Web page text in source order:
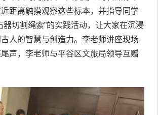
距离触摸观察这些标本，并指导同学
器切割绳索”的实践活动，让大家在沉浸
人的智慧与创造力。李老师讲座现场
声，李老师与平谷区文旅局领导互赠